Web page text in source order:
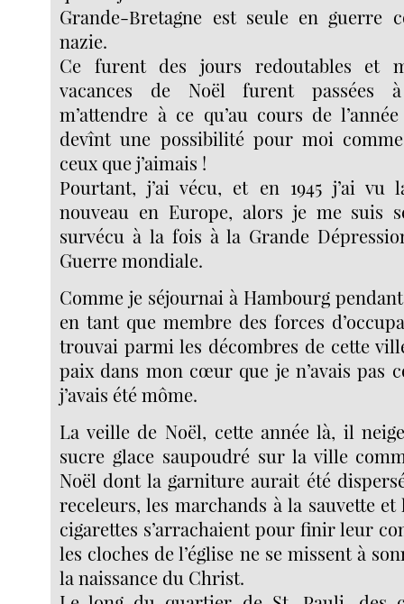
Grande-Bretagne est seule en guerre
nazie.
Ce furent des jours redoutables et
vacances de Noël furent passées
m’attendre à ce qu’au cours de
devînt une possibilité pour moi
ceux que j’aimais !
Pourtant, j’ai vécu, et en 1945 j’ai vu
nouveau en Europe, alors je me suis
survécu à la fois à la Grande
Guerre mondiale.
Comme je séjournai à Hambourg
en tant que membre des forces
trouvai parmi les décombres de cette
paix dans mon cœur que je n’avais pas
j’avais été môme.
La veille de Noël, cette année là, il
sucre glace saupoudré sur la ville
Noël dont la garniture aurait été
receleurs, les marchands à la sauvette
cigarettes s’arrachaient pour finir leur
les cloches de l’église ne se missent à
la naissance du Christ.